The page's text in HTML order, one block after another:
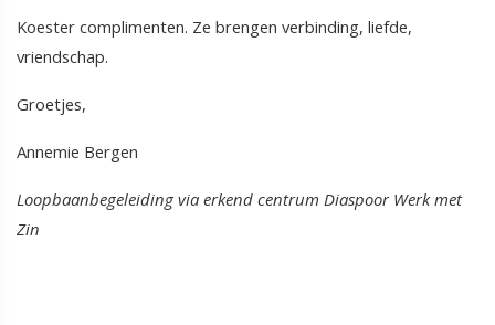
Koester complimenten. Ze brengen verbinding, liefde,
vriendschap.
Groetjes,
Annemie Bergen
Loopbaanbegeleiding via erkend centrum Diaspoor Werk met
Zin